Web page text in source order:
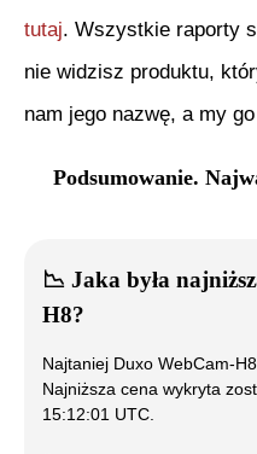
tutaj. Wszystkie raporty
nie widzisz produktu,
nam jego nazwę, a my
Podsumowanie.
📉 Jaka była
H8?
Najtaniej Duxo WebCam-H8
Najniższa cena wykryta
15:12:01 UTC